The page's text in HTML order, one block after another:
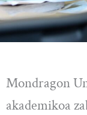
Mondragon
akademikoa